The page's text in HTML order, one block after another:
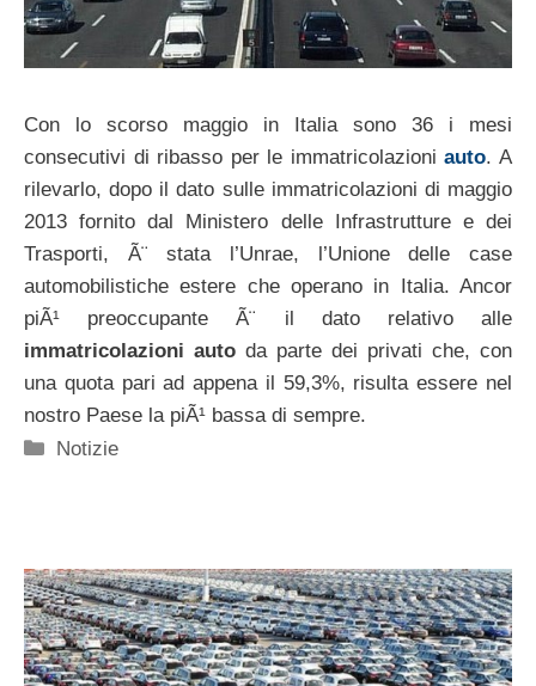
Con lo scorso maggio in Italia sono 36 i mesi
consecutivi di ribasso per le immatricolazioniauto. A
rilevarlo, dopo il dato sulle immatricolazioni di maggio
2013 fornito dal Ministero delle Infrastrutture e dei
Trasporti, Ã¨ stata l’Unrae, l’Unione delle case
automobilistiche estere che operano in Italia. Ancor
piÃ¹ preoccupante Ã¨ il dato relativo alle
immatricolazioni auto da parte dei privati che, con
una quota pari ad appena il 59,3%, risulta essere nel
nostro Paese la piÃ¹ bassa di sempre.
Categorie
Notizie